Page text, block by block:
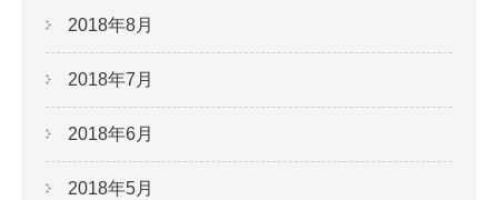
2018年8月
2018年7月
2018年6月
2018年5月